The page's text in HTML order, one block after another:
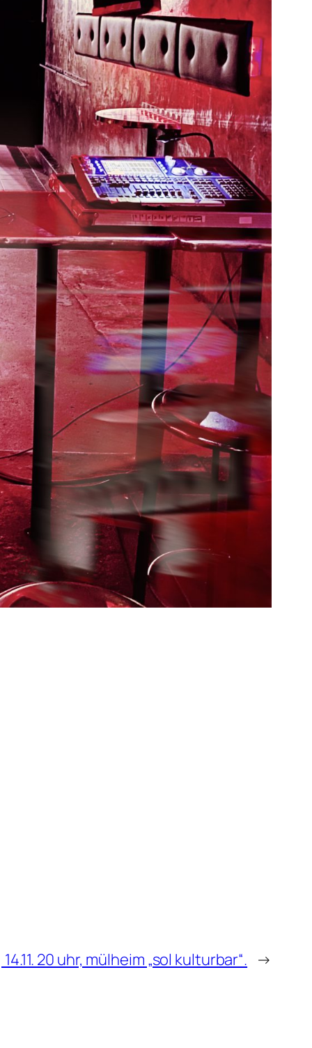
20 uhr, mülheim „sol kulturbar“. →